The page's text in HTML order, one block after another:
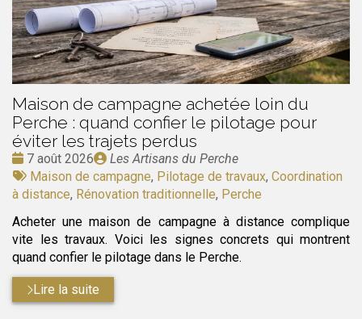
Maison de campagne achetée loin du
Perche : quand confier le pilotage pour
éviter les trajets perdus
Date
:
7 août 2026
Publié
par
Les Artisans du Perche
Tags
:
Maison de campagne, Pilotage de travaux, Coordination
à distance, Rénovation traditionnelle, Perche
Acheter une maison de campagne à distance complique
vite les travaux. Voici les signes concrets qui montrent
quand confier le pilotage dans le Perche.
Lire la suite